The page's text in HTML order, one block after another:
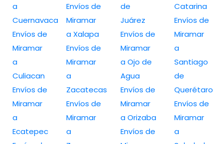
a
Cuernavaca
Envíos de
Miramar
a
Culiacan
Envíos de
Miramar
a
Ecatepec
Envíos de
Miramar
a Xalapa
Envíos de
Miramar
a
Zacatecas
Envíos de
Miramar
a
de
Juárez
Envíos de
Miramar
a Ojo de
Agua
Envíos de
Miramar
a Orizaba
Envíos de
Catarina
Envíos de
Miramar
a
Santiago
de
Querétaro
Envíos de
Miramar
a